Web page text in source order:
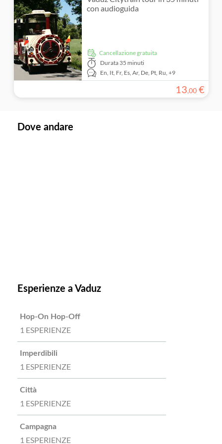
con audioguida
Cancellazione gratuita
Durata 35 minuti
En, It, Fr, Es,Ar, De, Pt, Ru,+9
13,00 €
Dove andare
Esperienze a Vaduz
Hop-On Hop-Off
1 ESPERIENZE
Imperdibili
1 ESPERIENZE
Città
1 ESPERIENZE
Campagna
1 ESPERIENZE